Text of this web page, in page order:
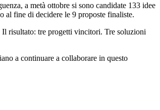
a metà ottobre si sono candidate 133 idee
al fine di decidere le 9 proposte finaliste.
Il risultato: tre progetti vincitori. Tre soluzioni
a continuare a collaborare in questo